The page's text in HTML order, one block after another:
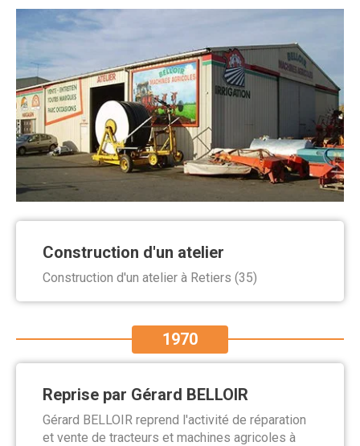
Construction d'un atelier
Construction d'un atelier à Retiers (35)
1970
Reprise par Gérard BELLOIR
Gérard BELLOIR reprend l'activité de réparation
et vente de tracteurs et machines agricoles à